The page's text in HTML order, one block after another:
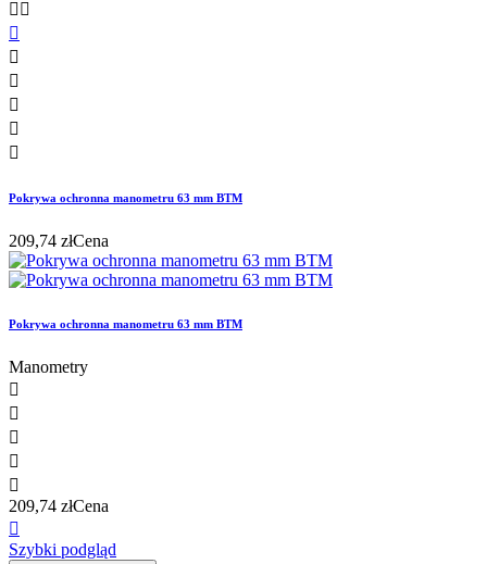
 






Pokrywa ochronna manometru 63 mm BTM
209,74 złCena
Pokrywa ochronna manometru 63 mm BTM
Manometry





209,74 złCena

Szybki podgląd